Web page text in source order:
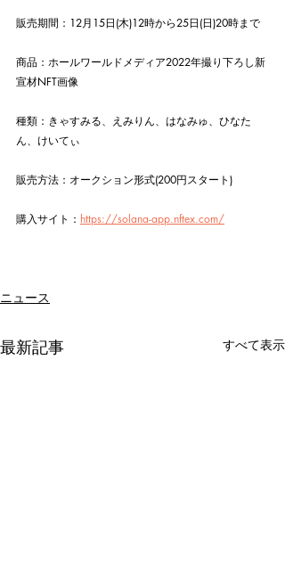
販売期間：12月15日(木)12時から25日(日)20時まで
商品：ホールワールドメディア2022年撮り下ろし新
宣材NFT画像
種類：きゃすみる、えみりん、はなみゅ、ひなた
ん、けいてぃ
販売方法：オークション形式(200円スタート)
購入サイト： https://solana-app.nftex.com/
ニュース
最新記事 すべて表示